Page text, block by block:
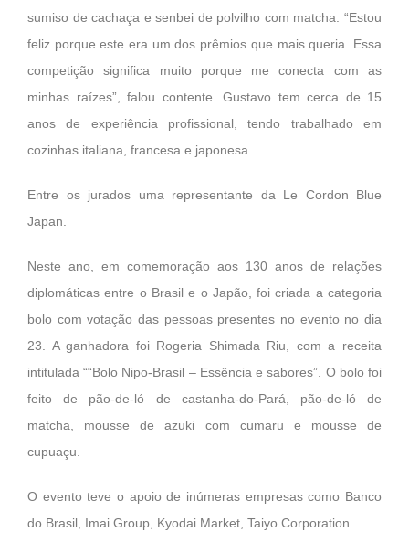
sumiso de cachaça e senbei de polvilho com matcha. “Estou
feliz porque este era um dos prêmios que mais queria. Essa
competição significa muito porque me conecta com as
minhas raízes”, falou contente. Gustavo tem cerca de 15
anos de experiência profissional, tendo trabalhado em
cozinhas italiana, francesa e japonesa.
Entre os jurados uma representante da Le Cordon Blue
Japan.
Neste ano, em comemoração aos 130 anos de relações
diplomáticas entre o Brasil e o Japão, foi criada a categoria
bolo com votação das pessoas presentes no evento no dia
23. A ganhadora foi Rogeria Shimada Riu, com a receita
intitulada ““Bolo Nipo-Brasil – Essência e sabores”. O bolo foi
feito de pão-de-ló de castanha-do-Pará, pão-de-ló de
matcha, mousse de azuki com cumaru e mousse de
cupuaçu.
O evento teve o apoio de inúmeras empresas como Banco
do Brasil, Imai Group, Kyodai Market, Taiyo Corporation.